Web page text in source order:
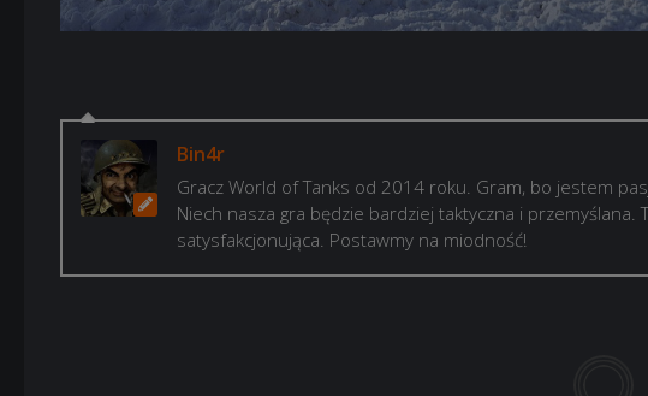
Bin4r
Gracz World of Tanks od 2014 roku. Gram, bo jestem
Niech nasza gra będzie bardziej taktyczna i
satysfakcjonująca. Postawmy na miodność!